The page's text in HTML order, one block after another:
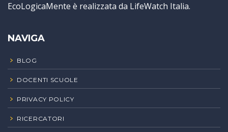
EcoLogicaMente è realizzata da LifeWatch Italia.
NAVIGA
BLOG
DOCENTI SCUOLE
PRIVACY POLICY
RICERCATORI